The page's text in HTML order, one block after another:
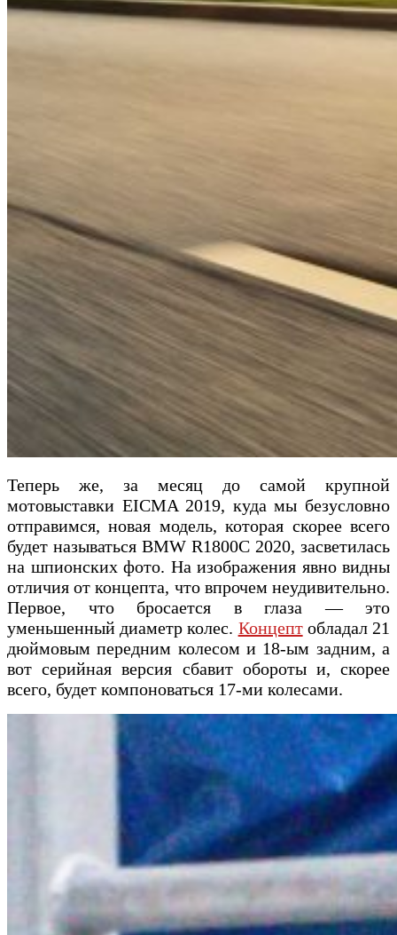
Теперь же, за месяц до самой крупной
мотовыставки EICMA 2019, куда мы безусловно
отправимся, новая модель, которая скорее всего
будет называться BMW R1800C 2020, засветилась
на шпионских фото. На изображения явно видны
отличия от концепта, что впрочем неудивительно.
Первое, что бросается в глаза — это
уменьшенный диаметр колес. Концептобладал 21
дюймовым передним колесом и 18-ым задним, а
вот серийная версия сбавит обороты и, скорее
всего, будет компоноваться 17-ми колесами.